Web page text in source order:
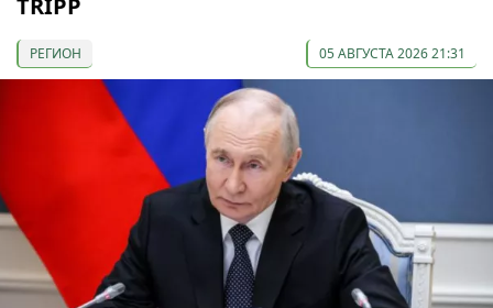
TRIPP
РЕГИОН 05 АВГУСТА 2026 21:31